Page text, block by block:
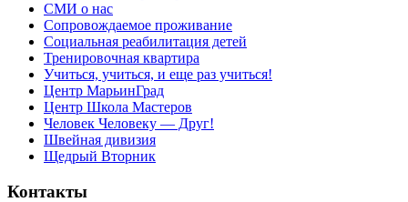
СМИ о нас
Сопровождаемое проживание
Социальная реабилитация детей
Тренировочная квартира
Учиться, учиться, и еще раз учиться!
Центр МарьинГрад
Центр Школа Мастеров
Человек Человеку — Друг!
Швейная дивизия
Щедрый Вторник
Контакты